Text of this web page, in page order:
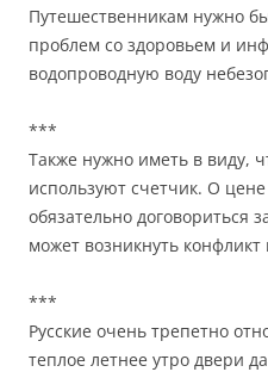
Путешественникам нужно
проблем со здоровьем и
водопроводную воду
***
Также нужно иметь в виду,
используют счетчик. О
обязательно договориться
может возникнуть
***
Русские очень трепетно
теплое летнее утро двери